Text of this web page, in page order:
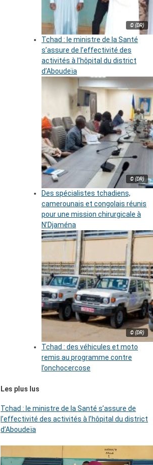
© (DR)
Tchad : le ministre de la Santé
s’assure de l’effectivité des
activités à l’hôpital du district
d’Aboudeïa
© (DR)
Des spécialistes tchadiens,
camerounais et congolais réunis
pour une mission chirurgicale à
N’Djaména
© (DR)
Tchad : des véhicules et moto
remis au programme contre
l’onchocercose
Les plus lus
Tchad : le ministre de la Santé s’assure de
l’effectivité des activités à l’hôpital du district
d’Aboudeïa